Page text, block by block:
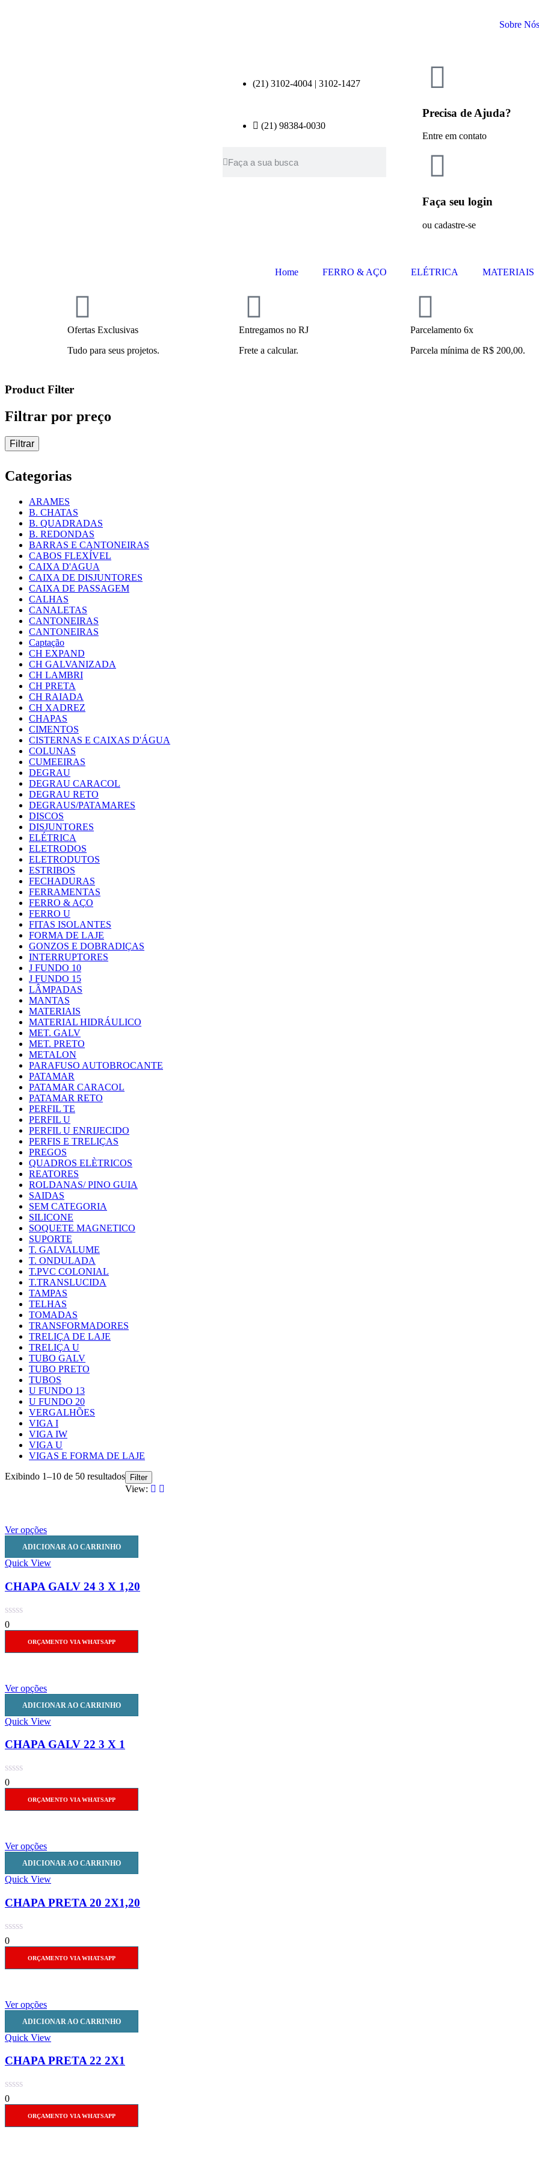
Sobre Nós
(21) 3102-4004 | 3102-1427
(21) 98384-0030
Precisa de Ajuda?
Entre em contato
Faça seu login
ou cadastre-se
Home FERRO & AÇO ELÉTRICA MATERIAIS
Ofertas Exclusivas
Tudo para seus projetos.
Entregamos no RJ
Frete a calcular.
Parcelamento 6x
Parcela mínima de R$ 200,00.
Product Filter
Filtrar por preço
Filtrar
Categorias
ARAMES
B. CHATAS
B. QUADRADAS
B. REDONDAS
BARRAS E CANTONEIRAS
CABOS FLEXÍVEL
CAIXA D'AGUA
CAIXA DE DISJUNTORES
CAIXA DE PASSAGEM
CALHAS
CANALETAS
CANTONEIRAS
CANTONEIRAS
Captação
CH EXPAND
CH GALVANIZADA
CH LAMBRI
CH PRETA
CH RAIADA
CH XADREZ
CHAPAS
CIMENTOS
CISTERNAS E CAIXAS D'ÁGUA
COLUNAS
CUMEEIRAS
DEGRAU
DEGRAU CARACOL
DEGRAU RETO
DEGRAUS/PATAMARES
DISCOS
DISJUNTORES
ELÉTRICA
ELETRODOS
ELETRODUTOS
ESTRIBOS
FECHADURAS
FERRAMENTAS
FERRO & AÇO
FERRO U
FITAS ISOLANTES
FORMA DE LAJE
GONZOS E DOBRADIÇAS
INTERRUPTORES
J FUNDO 10
J FUNDO 15
LÂMPADAS
MANTAS
MATERIAIS
MATERIAL HIDRÁULICO
MET. GALV
MET. PRETO
METALON
PARAFUSO AUTOBROCANTE
PATAMAR
PATAMAR CARACOL
PATAMAR RETO
PERFIL TE
PERFIL U
PERFIL U ENRIJECIDO
PERFIS E TRELIÇAS
PREGOS
QUADROS ELÈTRICOS
REATORES
ROLDANAS/ PINO GUIA
SAIDAS
SEM CATEGORIA
SILICONE
SOQUETE MAGNETICO
SUPORTE
T. GALVALUME
T. ONDULADA
T.PVC COLONIAL
T.TRANSLUCIDA
TAMPAS
TELHAS
TOMADAS
TRANSFORMADORES
TRELIÇA DE LAJE
TRELIÇA U
TUBO GALV
TUBO PRETO
TUBOS
U FUNDO 13
U FUNDO 20
VERGALHÕES
VIGA I
VIGA IW
VIGA U
VIGAS E FORMA DE LAJE
Exibindo 1–10 de 50 resultados
Filter
View:
Ver opções
ADICIONAR AO CARRINHO
Quick View
CHAPA GALV 24 3 X 1,20
0
ORÇAMENTO VIA WHATSAPP
Ver opções
ADICIONAR AO CARRINHO
Quick View
CHAPA GALV 22 3 X 1
0
ORÇAMENTO VIA WHATSAPP
Ver opções
ADICIONAR AO CARRINHO
Quick View
CHAPA PRETA 20 2X1,20
0
ORÇAMENTO VIA WHATSAPP
Ver opções
ADICIONAR AO CARRINHO
Quick View
CHAPA PRETA 22 2X1
0
ORÇAMENTO VIA WHATSAPP